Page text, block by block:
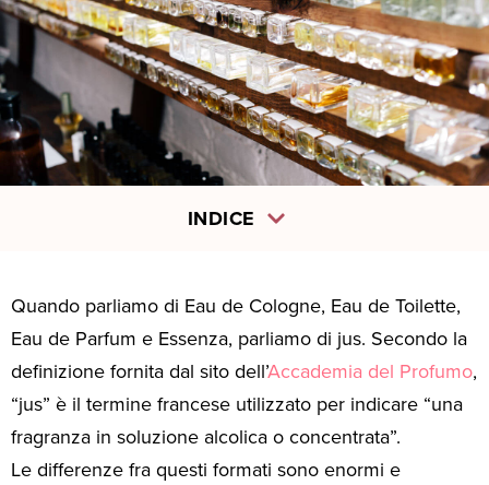
INDICE
Quando parliamo di Eau de Cologne, Eau de Toilette,
Eau de Parfum e Essenza, parliamo di jus. Secondo la
definizione fornita dal sito dell’Accademia del Profumo,
“jus” è il termine francese utilizzato per indicare “una
fragranza in soluzione alcolica o concentrata”.
Le differenze fra questi formati sono enormi e